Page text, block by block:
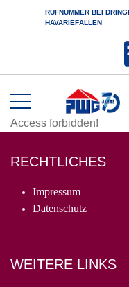
RUFNUMMER BEI
HAVARIEFÄLLEN
Access forbidden!
RECHTLICHES
Impressum
Datenschutz
WEITERE LINKS